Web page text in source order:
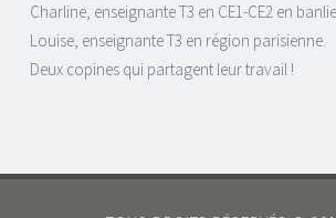
Charline, enseignante T3 en CE1-CE2 en
Louise, enseignante T3 en région parisienne.
Deux copines qui partagent leur travail !